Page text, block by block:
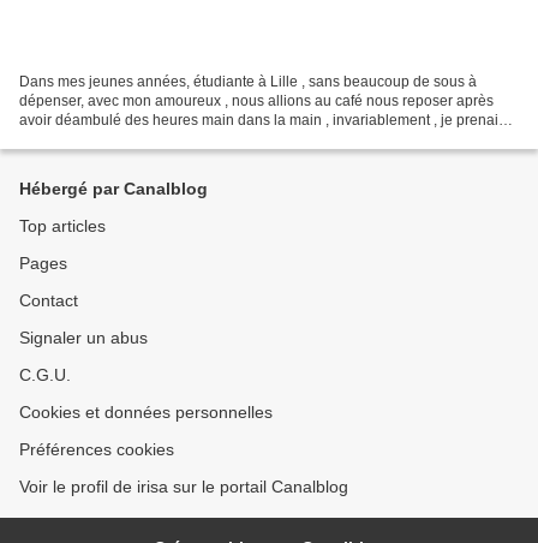
Dans mes jeunes années, étudiante à Lille , sans beaucoup de sous à
dépenser, avec mon amoureux , nous allions au café nous reposer après
avoir déambulé des heures main dans la main , invariablement , je prenais
Hébergé par Canalblog
Top articles
Pages
Contact
Signaler un abus
C.G.U.
Cookies et données personnelles
Préférences cookies
Voir le profil de irisa sur le portail Canalblog